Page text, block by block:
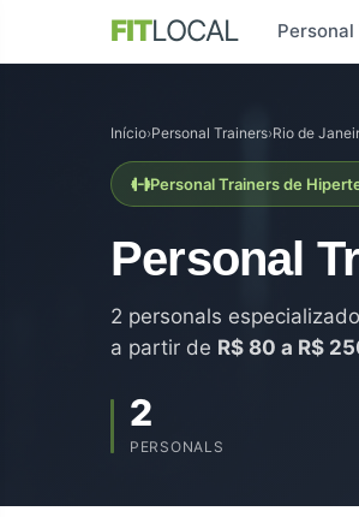
FITLOCAL
Início›Personal Trainers›Rio de
Personal Trainers de
Personal
2 personals
a partir de R$ 80 a R$
2
PERSONALS